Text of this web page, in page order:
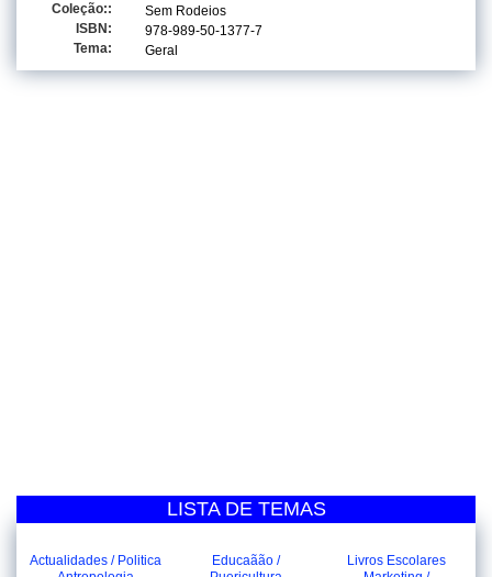
Coleção::
Sem Rodeios
ISBN:
978-989-50-1377-7
Tema:
Geral
LISTA DE TEMAS
Actualidades / Politica
Educaãão /
Livros Escolares